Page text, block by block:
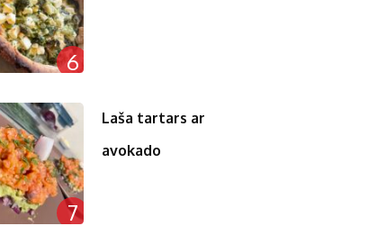
6
7
Laša tartars ar
avokado